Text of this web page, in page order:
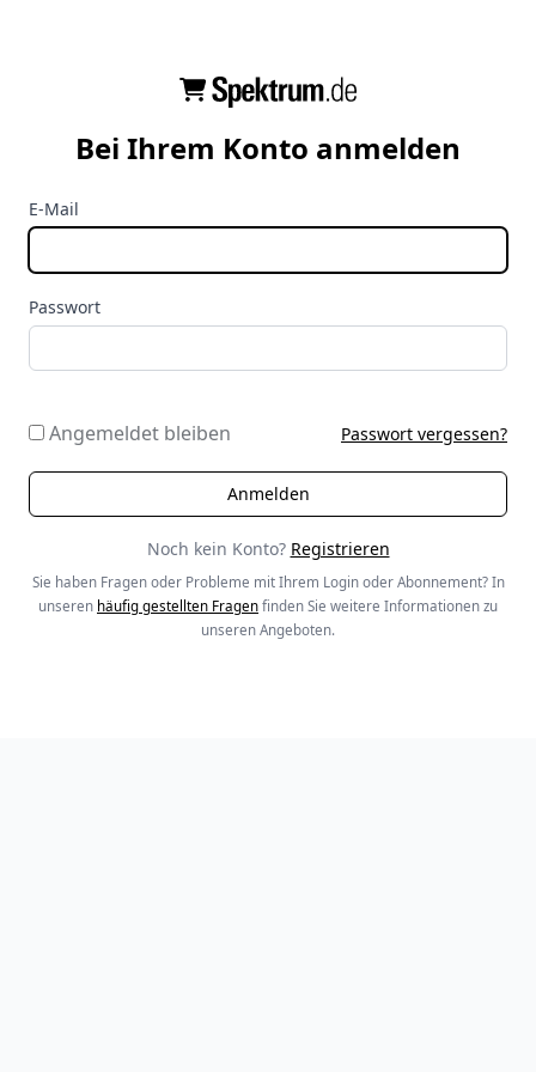
Bei Ihrem Konto anmelden
E-Mail
Passwort
Angemeldet bleiben Passwort vergessen?
Noch kein Konto? Registrieren
Sie haben Fragen oder Probleme mit Ihrem Login oder Abonnement? In
unseren häufig gestellten Fragen finden Sie weitere Informationen zu
unseren Angeboten.